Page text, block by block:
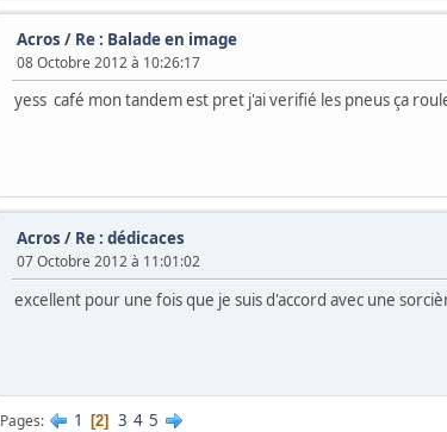
Acros / Re : Balade en image
08 Octobre 2012 à 10:26:17
yess café mon tandem est pret j'ai verifié les pneus ça
Acros / Re : dédicaces
07 Octobre 2012 à 11:01:02
excellent pour une fois que je suis d'accord avec une
Pages 1 2 3 4 5